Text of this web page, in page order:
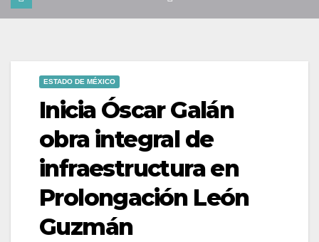
ESTADO DE MÉXICO
Inicia Óscar Galán
obra integral de
infraestructura en
Prolongación León
Guzmán